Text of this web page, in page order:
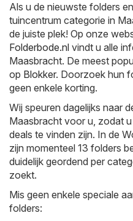
Als u de nieuwste folders
tuincentrum categorie in
de juiste plek! Op onze
Folderbode.nl vindt u alle
Maasbracht. De meest
op Blokker. Doorzoek hun
geen enkele korting.
Wij speuren dagelijks naar
Maasbracht voor u, zodat
deals te vinden zijn. In de
zijn momenteel 13 folders
duidelijk geordend per
zoekt.
Mis geen enkele speciale
folders: